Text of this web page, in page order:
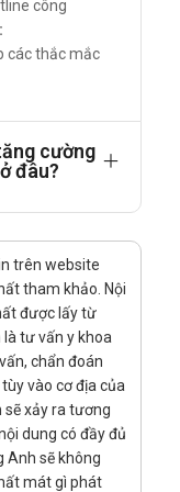
gan.
các hóa chất gây
Ava
1-2 lần.
2 lần.
công
các thắc mắc
cường
đâu?
trên website
tham khảo. Nội
được lấy từ
tư vấn y khoa
chẩn đoán
vào cơ địa của
xảy ra tương
dung có đầy đủ
Anh sẽ không
mát gì phát